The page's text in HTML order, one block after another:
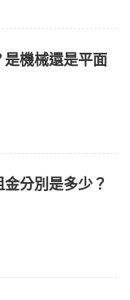
是機械還是平面
金分別是多少？